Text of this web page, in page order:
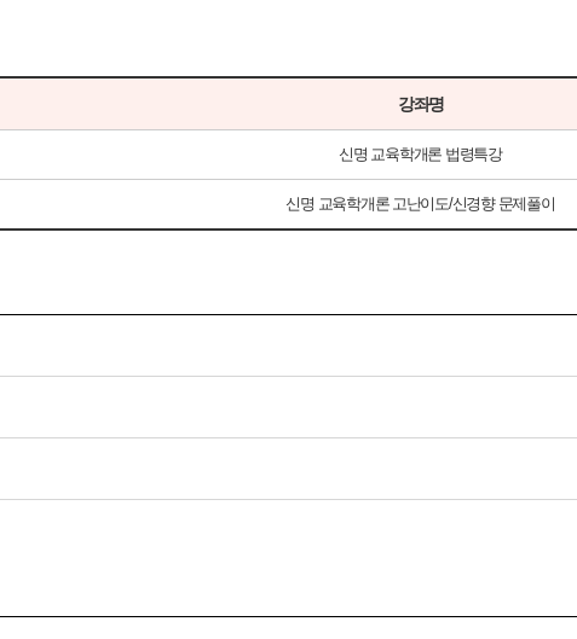
강좌명
신명 교육학개론 법령특강
신명 교육학개론 고난이도/신경향 문제풀이